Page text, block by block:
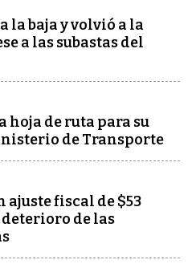
la baja y volvió a la
a las subastas del
hoja de ruta para su
de Transporte
fiscal de $53
de las